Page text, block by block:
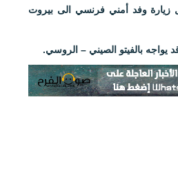
زيارة وفد أمني فرنسي الى بيروت
يواجه بالفيتو الصيني – الروسي.